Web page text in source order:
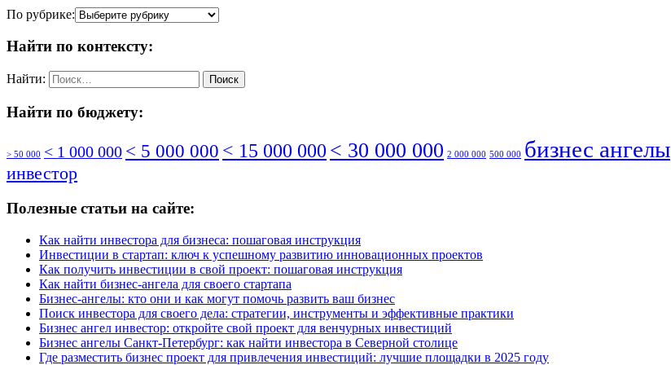
По рубрике:
Найти по контексту:
Найти:
Найти по бюджету:
> 50 000 < 1 000 000 < 5 000 000 < 15 000 000 < 30 000 000 2 000 000 500 000 бизнес ангелы
инвестор
Полезные статьи на сайте:
Как найти инвестора для бизнеса: пошаговая инструкция
Инвестиции в стартап: ключ к успешному развитию инновационных проектов
Как получить инвестиции в свой проект: пошаговая инструкция
Как найти бизнес-ангела для своего стартапа
Бизнес-ангелы: кто они и как могут помочь развить ваш бизнес
Поиск инвестора для своего дела: стратегии, инструменты и эффективные практики
Бизнес ангел инвестор: откройте свой проект для венчурных инвестиций
Бизнес ангелы Санкт-Петербург: как найти инвестора в Северной столице
Где разместить бизнес проект для привлечения инвестиций: лучшие площадки в 2025 году